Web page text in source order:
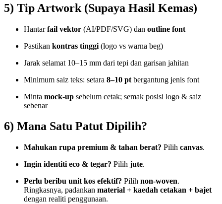
5) Tip Artwork (Supaya Hasil Kemas)
Hantarfail vektor (AI/PDF/SVG) dan outline font
Pastikan kontras tinggi (logo vs warna beg)
Jarak selamat 10–15 mm dari tepi dan garisan jahitan
Minimum saiz teks: setara 8–10 pt bergantung jenis font
Minta mock-up sebelum cetak; semak posisi logo & saiz
sebenar
6) Mana Satu Patut Dipilih?
Mahukan rupa premium & tahan berat? Pilih canvas.
Ingin identiti eco & tegar? Pilih jute.
Perlu beribu unit kos efektif? Pilih non-woven.
Ringkasnya, padankan material + kaedah cetakan + bajet
dengan realiti penggunaan.